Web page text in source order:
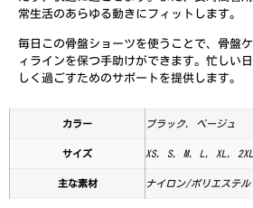
常生活のあらゆる動きにフィットします。
毎日この骨盤ショーツを使うことで、骨盤
ィラインを保つ手助けができます。忙しい
しく過ごすためのサポートを提供します。
カラー ブラック, ベージュ
サイズ XS, S, M, L, XL,
主な素材 ナイロン/ポリエステル